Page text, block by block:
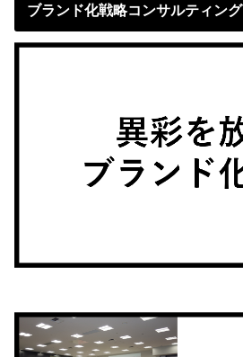
ブランド化戦略コンサルティング